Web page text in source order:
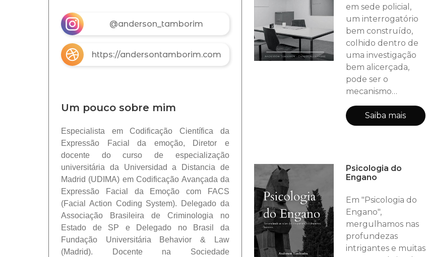
@anderson_tamborim
https://andersontamborim.com
Um pouco sobre mim
Especialista em Codificação Científica da
Expressão Facial da emoção, Diretor e
docente do curso de especialização
universitária da Universidad a Distancia de
Madrid (UDIMA) em Codificação Avançada da
Expressão Facial da Emoção com FACS
(Facial Action Coding System). Delegado da
Associação Brasileira de Criminologia no
Estado de SP e Delegado no Brasil da
Fundação Universitária Behavior & Law
(Madrid). Docente na Sociedade
em sede policial,
um interrogatório
bem construído,
colhido dentro de
uma investigação
bem alicerçada,
pode ser o
mecanismo
essencial para
chegar à autoria de
uma ação delituosa
Saiba mais
Psicologia do
Engano
Em "Psicologia do
Engano",
mergulhamos nas
profundezas
intrigantes e muitas